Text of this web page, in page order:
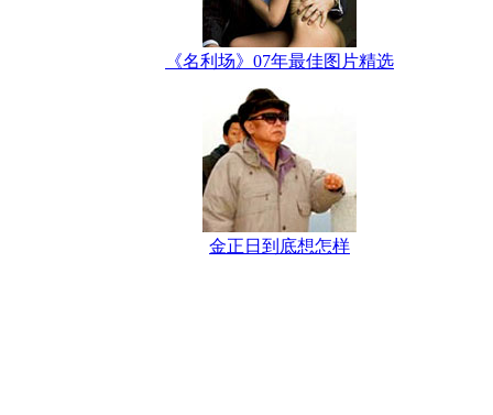
《名利场》07年最佳图片精选
金正日到底想怎样